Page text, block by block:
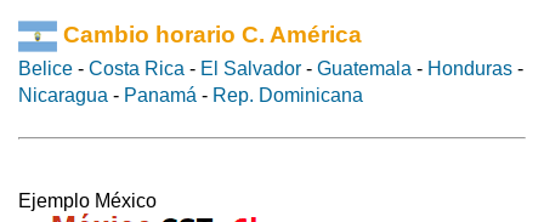
Cambio horario C. América
Belice - Costa Rica - El Salvador - Guatemala - Honduras -
Nicaragua - Panamá - Rep. Dominicana
Ejemplo México